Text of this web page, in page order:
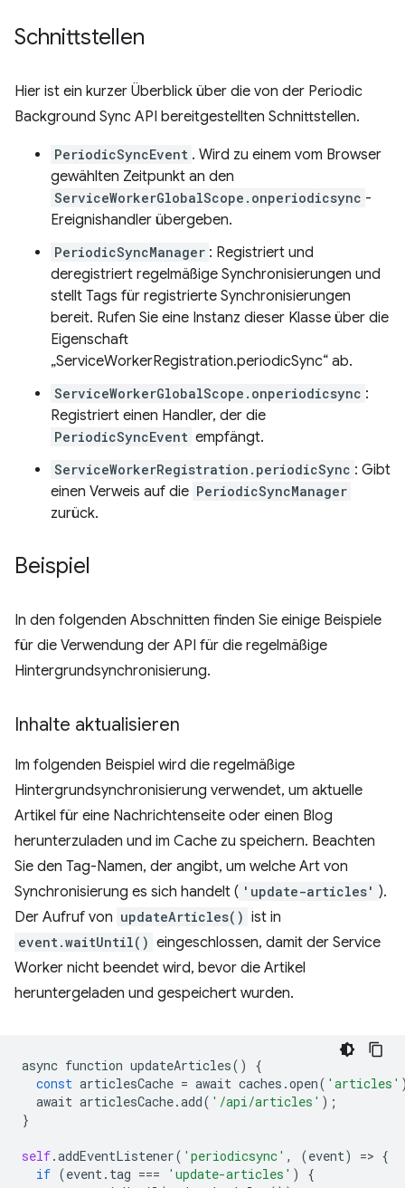
Schnittstellen
Hier ist ein kurzer Überblick über die von der Periodic
Background Sync API bereitgestellten Schnittstellen.
PeriodicSyncEvent . Wird zu einem vom Browser
gewählten Zeitpunkt an den
ServiceWorkerGlobalScope.onperiodicsync -
Ereignishandler übergeben.
PeriodicSyncManager : Registriert und
deregistriert regelmäßige Synchronisierungen und
stellt Tags für registrierte Synchronisierungen
bereit. Rufen Sie eine Instanz dieser Klasse über die
Eigenschaft
„ServiceWorkerRegistration.periodicSync“ ab.
ServiceWorkerGlobalScope.onperiodicsync :
Registriert einen Handler, der die
PeriodicSyncEvent empfängt.
ServiceWorkerRegistration.periodicSync : Gibt
einen Verweis auf die PeriodicSyncManager
zurück.
Beispiel
In den folgenden Abschnitten finden Sie einige Beispiele
für die Verwendung der API für die regelmäßige
Hintergrundsynchronisierung.
Inhalte aktualisieren
Im folgenden Beispiel wird die regelmäßige
Hintergrundsynchronisierung verwendet, um aktuelle
Artikel für eine Nachrichtenseite oder einen Blog
herunterzuladen und im Cache zu speichern. Beachten
Sie den Tag-Namen, der angibt, um welche Art von
Synchronisierung es sich handelt ( 'update-articles' ).
Der Aufruf von updateArticles() ist in
event.waitUntil() eingeschlossen, damit der Service
Worker nicht beendet wird, bevor die Artikel
heruntergeladen und gespeichert wurden.
async function updateArticles()
{
const articlesCache = await caches .open( 'articles'
await articlesCache.add( '/api/articles' );
}
self.addEventListener( 'periodicsync' , (event) => {
if (event. tag === 'update-articles' )
{